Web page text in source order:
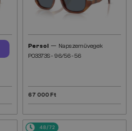
Persol — Napszemüvegek
PO3373S - 96/56 - 56
67 000 Ft
48/72